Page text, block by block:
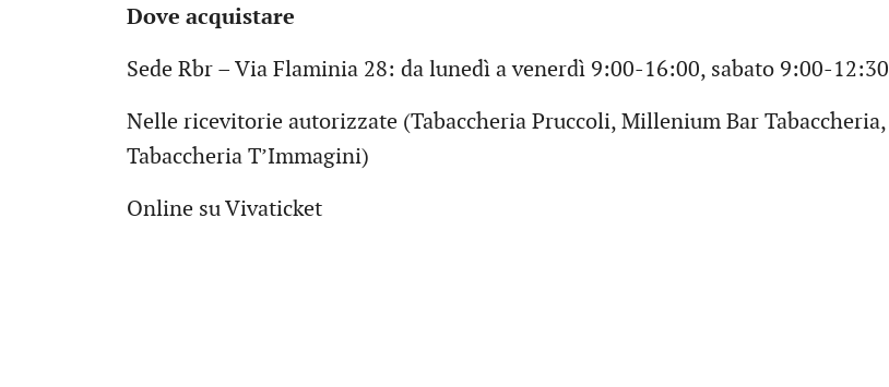
Dove acquistare
Sede Rbr – Via Flaminia 28: da lunedì a venerdì 9:00-16:00, sabato 9:00-12:30
Nelle ricevitorie autorizzate (Tabaccheria Pruccoli, Millenium Bar Tabaccheria,
Tabaccheria T’Immagini)
Online su Vivaticket